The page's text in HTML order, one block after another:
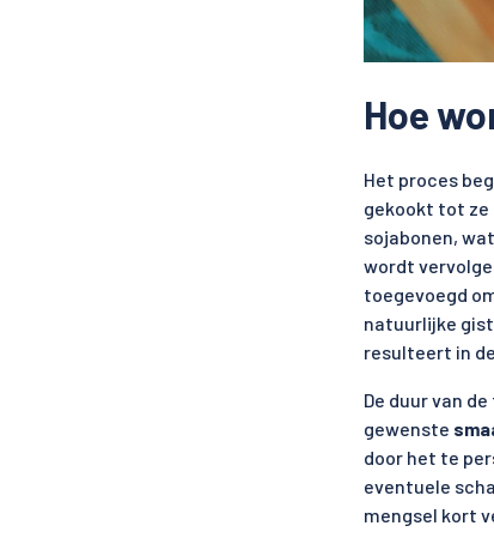
Hoe
Het proces
gekookt tot ze
sojabonen,
wordt
toegevoegd
natuurlijke
resulteert in de
De duur van
gewenste
door het te
eventuele
mengsel kort